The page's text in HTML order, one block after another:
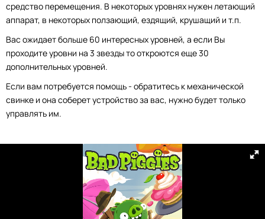
средство перемещения. В некоторых уровнях нужен летающий
аппарат, в некоторых ползающий, ездящий, крушащий и т.п.
Вас ожидает больше 60 интересных уровней, а если Вы
проходите уровни на 3 звезды то откроются еще 30
дополнительных уровней.
Если вам потребуется помощь - обратитесь к механической
свинке и она соберет устройство за вас, нужно будет только
управлять им.